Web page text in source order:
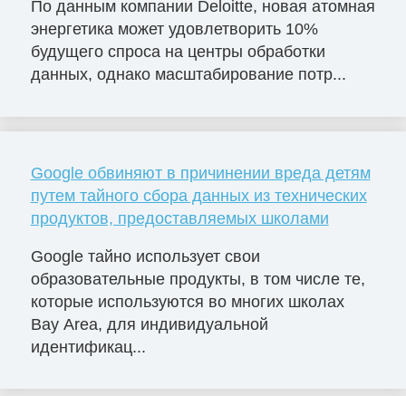
По данным компании Deloitte, новая атомная
энергетика может удовлетворить 10%
будущего спроса на центры обработки
данных, однако масштабирование потр...
Google обвиняют в причинении вреда детям
путем тайного сбора данных из технических
продуктов, предоставляемых школами
Google тайно использует свои
образовательные продукты, в том числе те,
которые используются во многих школах
Bay Area, для индивидуальной
идентификац...